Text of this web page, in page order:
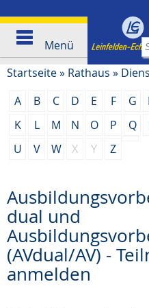
Menü
Startseite» Rathaus »
A
B C D E F G
K
L M N O P Q
U
V W X Y Z
dual und
(AVdual/AV) -
anmelden